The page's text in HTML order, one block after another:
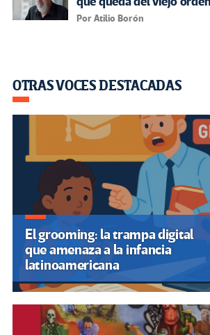
Por Atilio Borón
OTRAS VOCES DESTACADAS
El grooming: la trampa digital
que amenaza a la infancia
latinoamericana